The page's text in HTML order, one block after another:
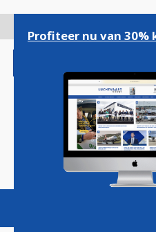
gaan
Magazine
Profiteer nu van 30%